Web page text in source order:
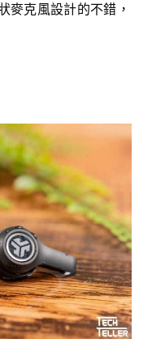
麥克風設計的不錯，